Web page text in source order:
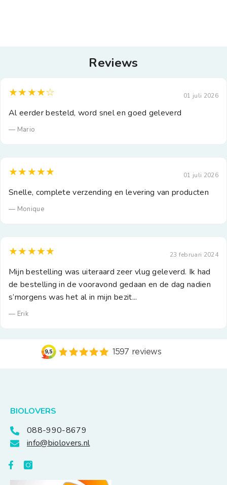
Reviews
★★★★☆ 01 juli 2026
Al eerder besteld, word snel en goed geleverd
— Mario
★★★★★ 01 juli 2026
Snelle, complete verzending en levering van producten
— Monique
★★★★★ 23 februari 2024
Mijn bestelling was uiteraard zeer vlug geleverd. Ik had
de bestelling in de vooravond gedaan en de dag nadien
s’morgens was het al in mijn bezit...
— Erik
BIOLOVERS
088-990-8679
info@biolovers.nl